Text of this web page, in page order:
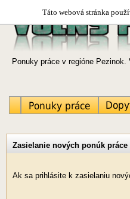
Táto webová stránka
Ponuky práce v regióne
Zasielanie nových ponúk práce
Ak sa prihlásite k zasielaniu